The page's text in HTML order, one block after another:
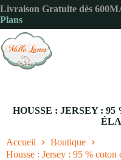
Passer
au
contenu
Livraison Gratuite dès
Plans
HOUSSE : JERSEY :
Accueil
Boutique
Housse : Jersey : 95 %